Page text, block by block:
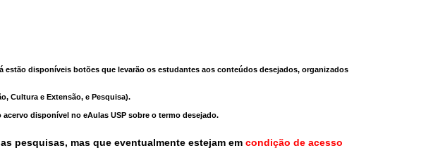
disponíveis botões que levarão os estudantes aos conteúdos desejados, organizados
Cultura e Extensão, e Pesquisa).
disponível no eAulas USP sobre o termo desejado.
pesquisas, mas que eventualmente estejam em condição de acesso